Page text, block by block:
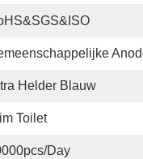
Helder Blauw
Toilet
day